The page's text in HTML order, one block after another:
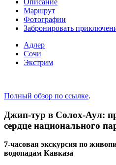
Маршрут
Фотографии
Забронировать
Адлер
Сочи
Экстрим
Полный обзор по ссылке.
Джип-тур в Солох-Аул:
сердце национального
7-часовая экскурсия по
водопадам Кавказа